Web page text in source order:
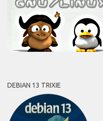
DEBIAN 13 TRIXIE